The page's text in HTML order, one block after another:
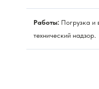
Работы: Погрузка и
технический надзор.